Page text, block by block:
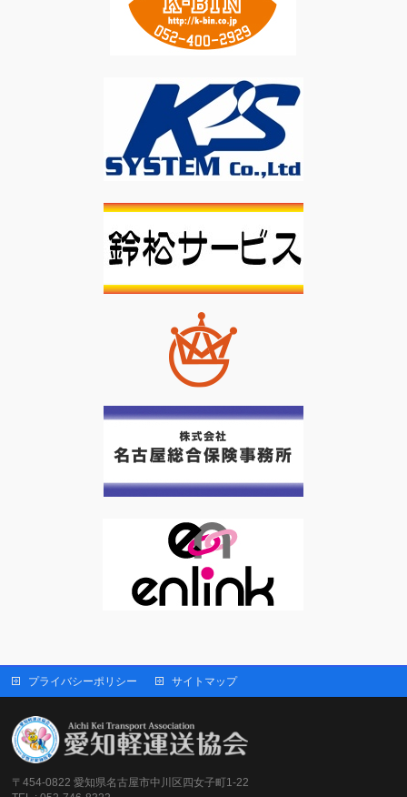
プライバシーポリシー サイトマップ
〒454-0822 愛知県名古屋市中川区四女子町1-22